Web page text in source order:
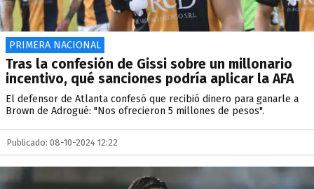
PRIMERA NACIONAL
Tras la confesión de Gissi sobre un millonario
incentivo, qué sanciones podría aplicar la AFA
El defensor de Atlanta confesó que recibió dinero para ganarle a
Brown de Adrogué: "Nos ofrecieron 5 millones de pesos".
Publicado: 08-10-2024 12:22